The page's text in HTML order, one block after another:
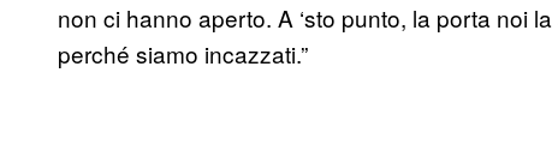
non ci hanno aperto. A ‘sto punto, la porta noi
perché siamo incazzati.”